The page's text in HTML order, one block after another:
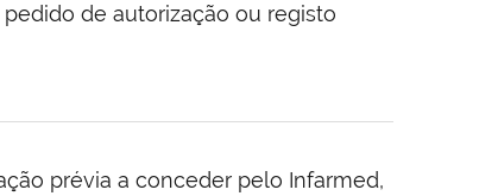
de autorização ou registo
prévia a conceder pelo Infarmed,